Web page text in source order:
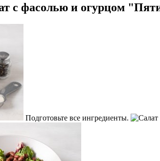
с фасолью и огурцом
Подготовьте все ингредиенты.